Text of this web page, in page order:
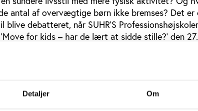
Detaljer Om
antal af overvægtige børn ikke bremses? Det er
blive debatteret, når SUHR’S
for kids – har de lært at sidde stille?’ den
er at øge indsatsen for at redde de cirka 600.000